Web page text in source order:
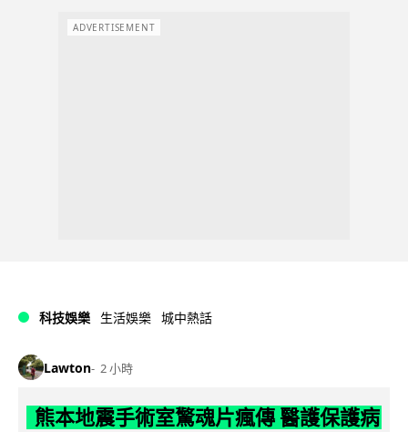
ADVERTISEMENT
科技娛樂 生活娛樂 城中熱話
Lawton 2 小時
熊本地震手術室驚魂片瘋傳 醫護保護病